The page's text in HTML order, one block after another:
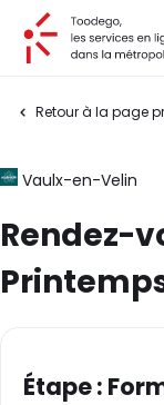
Retour à la page
Vaulx-en-Velin
Rendez-
Étape :